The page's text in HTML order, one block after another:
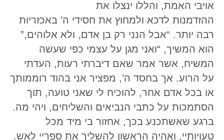
אויבי האמת, והללו ינצלו את
ההזדמנות לדכא ולמחוץ את חסידי ה’ באכזריות
רבה יותר. “אבל הנני רק בן אדם, ולא אלוהים,”
הוא המשיך, “ואני מגן על עצמי כפי שעשה
המשיח, אשר אמר שאם דיברתי רעות, העדתי
על הרוע. אך בחסד ה’, מפציר אני בהוד רוממותך
או בכל אדם אחר, להוכיח לי שאני טועה, תוך
הסתמכות על כתבי הנביאים והשליחים, ויהי מה.
ברגע שאשתכנע בכך, אחזור בי מיד מכל
טעויותיי, ואהיה הראשון להשליך את ספריי לאש.